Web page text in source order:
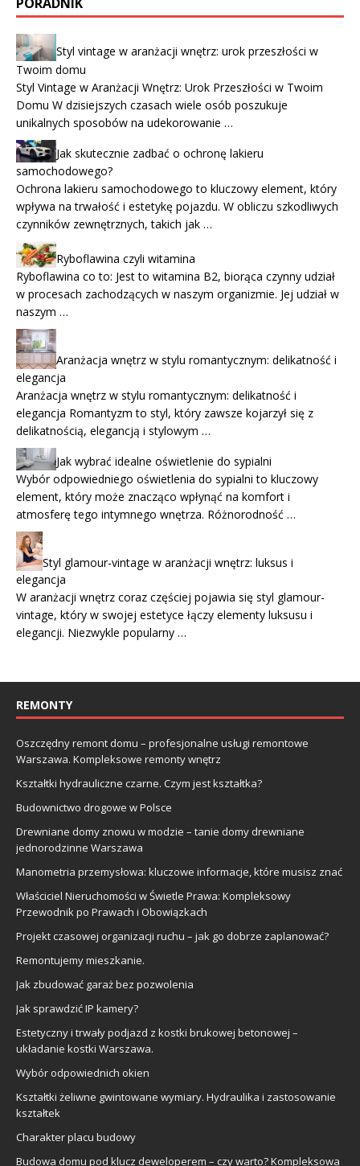
Styl vintage w aranżacji wnętrz: urok przeszłości w
Twoim domu
Styl Vintage w Aranżacji Wnętrz: Urok Przeszłości w Twoim
Domu W dzisiejszych czasach wiele osób poszukuje
unikalnych sposobów na udekorowanie …
Jak skutecznie zadbać o ochronę lakieru
samochodowego?
Ochrona lakieru samochodowego to kluczowy element, który
wpływa na trwałość i estetykę pojazdu. W obliczu szkodliwych
czynników zewnętrznych, takich jak …
Ryboflawina czyli witamina
Ryboflawina co to: Jest to witamina B2, biorąca czynny udział
w procesach zachodzących w naszym organizmie. Jej udział w
naszym …
Aranżacja wnętrz w stylu romantycznym: delikatność i
elegancja
Aranżacja wnętrz w stylu romantycznym: delikatność i
elegancja Romantyzm to styl, który zawsze kojarzył się z
delikatnością, elegancją i stylowym …
Jak wybrać idealne oświetlenie do sypialni
Wybór odpowiedniego oświetlenia do sypialni to kluczowy
element, który może znacząco wpłynąć na komfort i
atmosferę tego intymnego wnętrza. Różnorodność …
Styl glamour-vintage w aranżacji wnętrz: luksus i
elegancja
W aranżacji wnętrz coraz częściej pojawia się styl glamour-
vintage, który w swojej estetyce łączy elementy luksusu i
elegancji. Niezwykle popularny …
REMONTY
Oszczędny remont domu – profesjonalne usługi remontowe
Warszawa. Kompleksowe remonty wnętrz
Kształtki hydrauliczne czarne. Czym jest kształtka?
Budownictwo drogowe w Polsce
Drewniane domy znowu w modzie – tanie domy drewniane
jednorodzinne Warszawa
Manometria przemysłowa: kluczowe informacje, które musisz znać
Właściciel Nieruchomości w Świetle Prawa: Kompleksowy
Przewodnik po Prawach i Obowiązkach
Projekt czasowej organizacji ruchu – jak go dobrze zaplanować?
Remontujemy mieszkanie.
Jak zbudować garaż bez pozwolenia
Jak sprawdzić IP kamery?
Estetyczny i trwały podjazd z kostki brukowej betonowej –
układanie kostki Warszawa.
Wybór odpowiednich okien
Kształtki żeliwne gwintowane wymiary. Hydraulika i zastosowanie
kształtek
Charakter placu budowy
Budowa domu pod klucz deweloperem – czy warto? Kompleksowa